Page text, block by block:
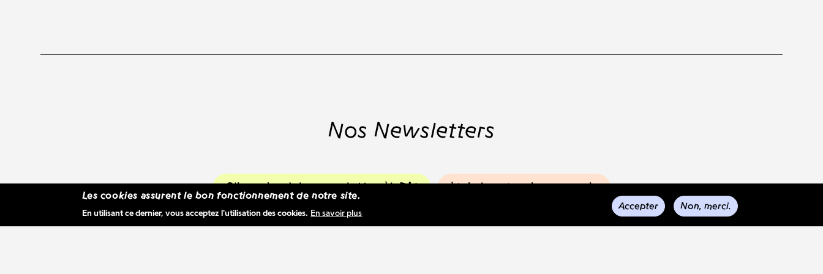
Nos Newsletters
S'inscrire à la newsletter WBM Voir les derniers envois
Les cookies assurent le bon fonctionnement de notre site.
En utilisant ce dernier, vous acceptez l'utilisation des cookies. En savoir plus
Accepter Non, merci.